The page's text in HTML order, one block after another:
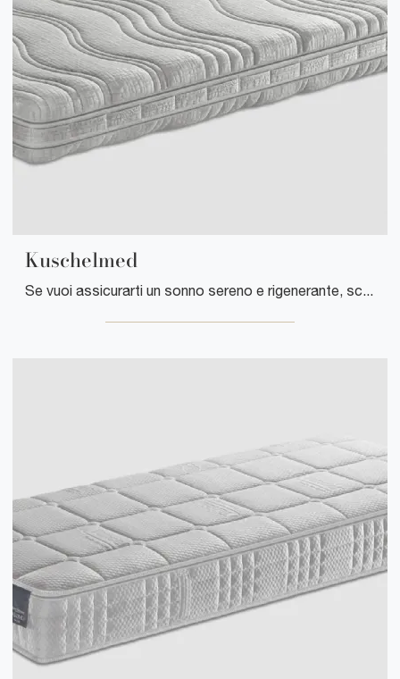
Kuschelmed
Se vuoi assicurarti un sonno sereno e rigenerante, scopri i Materassi Soia singoli come il modello Kuschelmed Manifattura Falomo.